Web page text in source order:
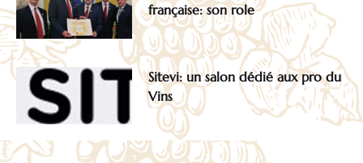
française: son role
Sitevi: un salon dédié aux pro du
Vins